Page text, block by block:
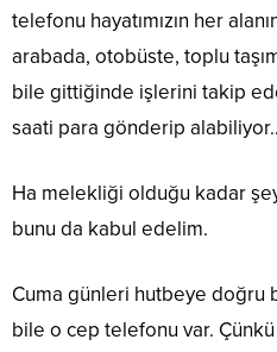
telefonu hayatımızın her
arabada, otobüste, toplu
bile gittiğinde işlerini takip
saati para gönderip
Ha melekliği olduğu kadar
bunu da kabul edelim.
Cuma günleri hutbeye doğru
bile o cep telefonu var.